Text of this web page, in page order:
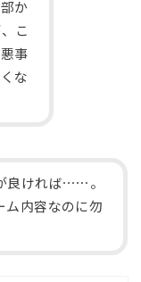
か
こ
事
な
良ければ⋯⋯。
ム内容なのに勿